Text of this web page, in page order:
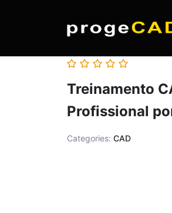
Treinamento
Profissional
Categories: CAD